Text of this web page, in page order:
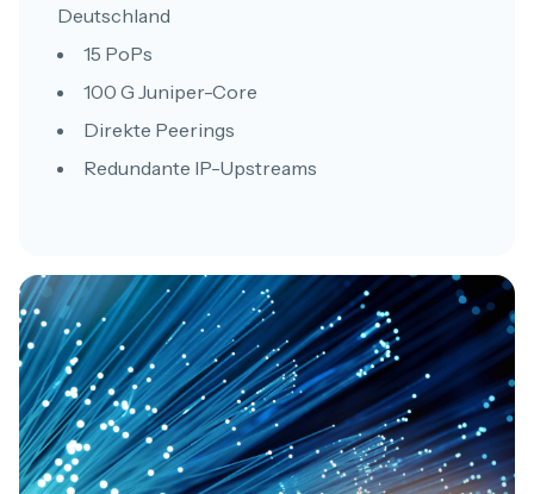
Deutschland
15 PoPs
100 G Juniper-Core
Direkte Peerings
Redundante IP-Upstreams